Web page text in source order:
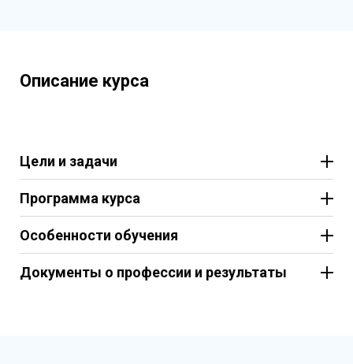
Описание курса
Цели и задачи
Программа курса
Особенности обучения
Документы о профессии и результаты